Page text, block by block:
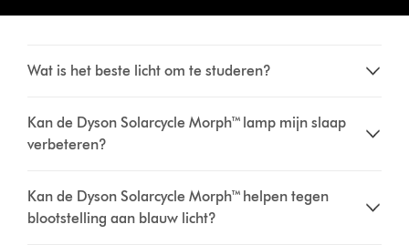
Wat is het beste licht om te studeren?
Kan de Dyson Solarcycle Morph™ lamp mijn slaap
verbeteren?
Kan de Dyson Solarcycle Morph™ helpen tegen
blootstelling aan blauw licht?